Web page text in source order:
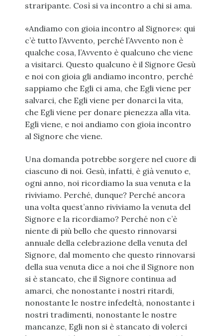
straripante. Così si va incontro a chi si ama.
«Andiamo con gioia incontro al Signore»: qui
c’è tutto l’Avvento, perché l’Avvento non è
qualche cosa, l’Avvento è qualcuno che viene
a visitarci. Questo qualcuno è il Signore Gesù
e noi con gioia gli andiamo incontro, perché
sappiamo che Egli ci ama, che Egli viene per
salvarci, che Egli viene per donarci la vita,
che Egli viene per donare pienezza alla vita.
Egli viene, e noi andiamo con gioia incontro
al Signore che viene.
Una domanda potrebbe sorgere nel cuore di
ciascuno di noi. Gesù, infatti, è già venuto e,
ogni anno, noi ricordiamo la sua venuta e la
riviviamo. Perché, dunque? Perché ancora
una volta quest’anno riviviamo la venuta del
Signore e la ricordiamo? Perché non c’è
niente di più bello che questo rinnovarsi
annuale della celebrazione della venuta del
Signore, dal momento che questo rinnovarsi
della sua venuta dice a noi che il Signore non
si è stancato, che il Signore continua ad
amarci, che nonostante i nostri ritardi,
nonostante le nostre infedeltà, nonostante i
nostri tradimenti, nonostante le nostre
mancanze, Egli non si è stancato di volerci